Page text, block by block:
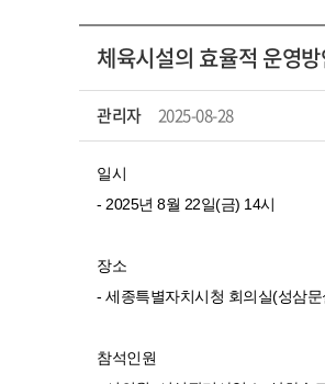
체육시설의 효율적 운영
관리자 2025-08-28
일시
- 2025년 8월 22일(금) 14시
장소
- 세종특별자치시청 회의실(성삼문
참석인원